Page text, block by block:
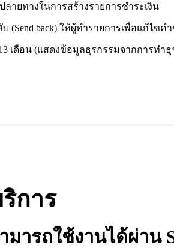
ลายทางในการสร้างรายการชำระเงิน
(Send back) ให้ผู้ทำรายการเพื่อแก้ไข
13 เดือน (แสดงข้อมูลธุรกรรมจากการทำ
การ
ารถใช้งานได้ผ่าน